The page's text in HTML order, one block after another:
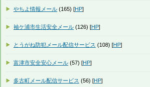
やちよ情報メール (165) [HP]
袖ケ浦市生活安全メール (126) [HP]
とうがね防犯メール配信サービス (108) [HP]
富津市安全安心メール (57) [HP]
多古町メール配信サービス (56) [HP]